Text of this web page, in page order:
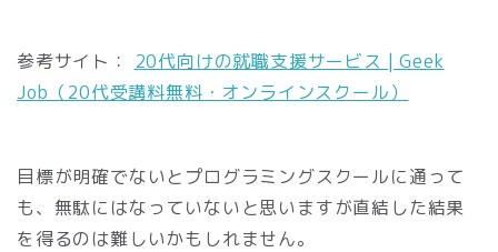
参考サイト： 20代向けの就職支援サービス | Geek
Job（20代受講料無料・オンラインスクール）
目標が明確でないとプログラミングスクールに通って
も、無駄にはなっていないと思いますが直結した結果
を得るのは難しいかもしれません。